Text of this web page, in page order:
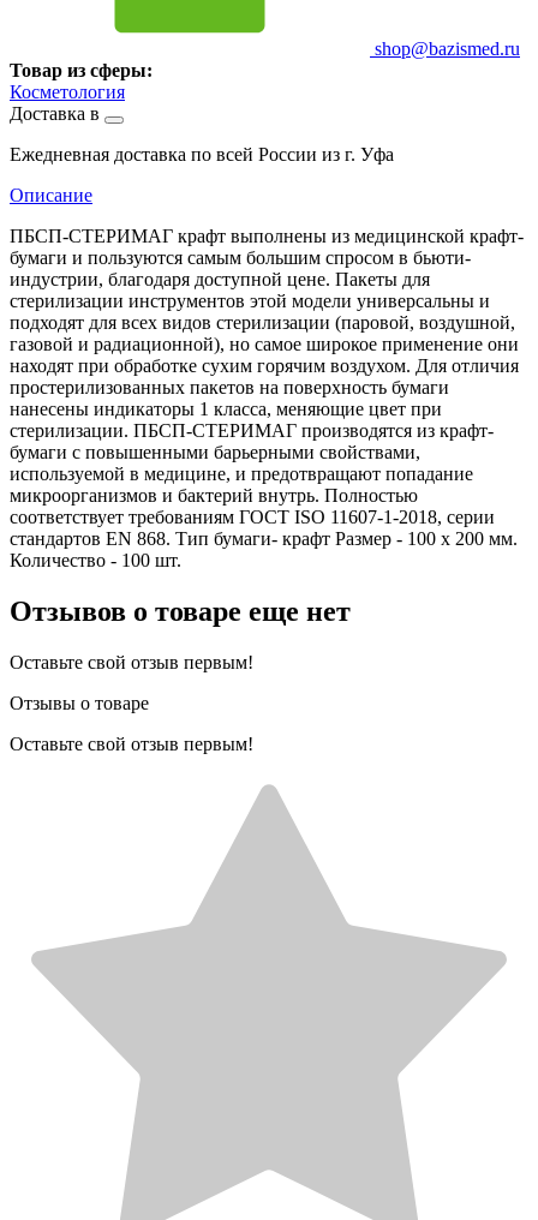
shop@bazismed.ru
Товар из сферы:
Косметология
Доставка в
Ежедневная доставка по всей России из г. Уфа
Описание
ПБСП-СТЕРИМАГ крафт выполнены из медицинской крафт-
бумаги и пользуются самым большим спросом в бьюти-
индустрии, благодаря доступной цене. Пакеты для
стерилизации инструментов этой модели универсальны и
подходят для всех видов стерилизации (паровой, воздушной,
газовой и радиационной), но самое широкое применение они
находят при обработке сухим горячим воздухом. Для отличия
простерилизованных пакетов на поверхность бумаги
нанесены индикаторы 1 класса, меняющие цвет при
стерилизации. ПБСП-СТЕРИМАГ производятся из крафт-
бумаги с повышенными барьерными свойствами,
используемой в медицине, и предотвращают попадание
микроорганизмов и бактерий внутрь. Полностью
соответствует требованиям ГОСТ ISO 11607-1-2018, серии
стандартов EN 868. Тип бумаги- крафт Размер - 100 х 200 мм.
Количество - 100 шт.
Отзывов о товаре еще нет
Оставьте свой отзыв первым!
Отзывы о товаре
Оставьте свой отзыв первым!